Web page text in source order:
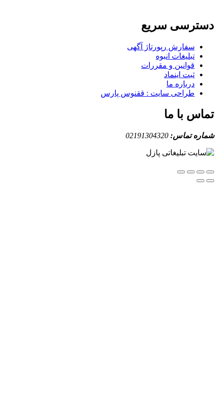
سریع
سفارش رپورتاژ آگهی
تبلیغات انبوه
قوانین و مقررات
ثبت اینماد
درباره ما
طراحی سایت : ققنوس پارس
با ما
تماس:02191304320